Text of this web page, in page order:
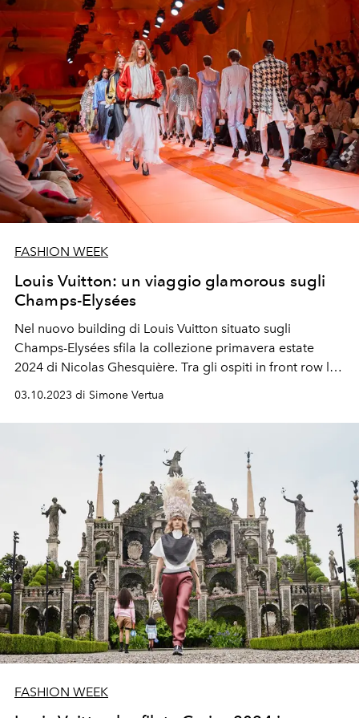
FASHION WEEK
Louis Vuitton: un viaggio glamorous sugli
Champs-Elysées
Nel nuovo building di Louis Vuitton situato sugli
Champs-Elysées sfila la collezione primavera estate
2024 di Nicolas Ghesquière. Tra gli ospiti in front row le
attrici Lea Seydoux, Zendaya e Cate Blanchett.
03.10.2023 di Simone Vertua
FASHION WEEK